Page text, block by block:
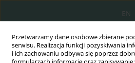
Przetwarzamy dane osobowe zbierane
serwisu. Realizacja funkcji pozyskiwania
i ich zachowaniu odbywa się poprzez
EN
Wydawnictwo